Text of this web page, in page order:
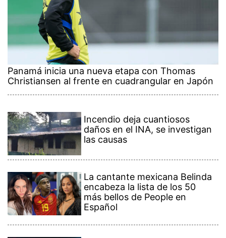
Panamá inicia una nueva etapa con Thomas
Christiansen al frente en cuadrangular en Japón
Incendio deja cuantiosos
daños en el INA, se investigan
las causas
La cantante mexicana Belinda
encabeza la lista de los 50
más bellos de People en
Español